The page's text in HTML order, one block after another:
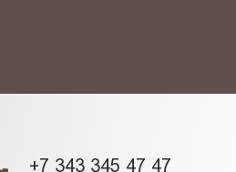
+7 343 345 47 47